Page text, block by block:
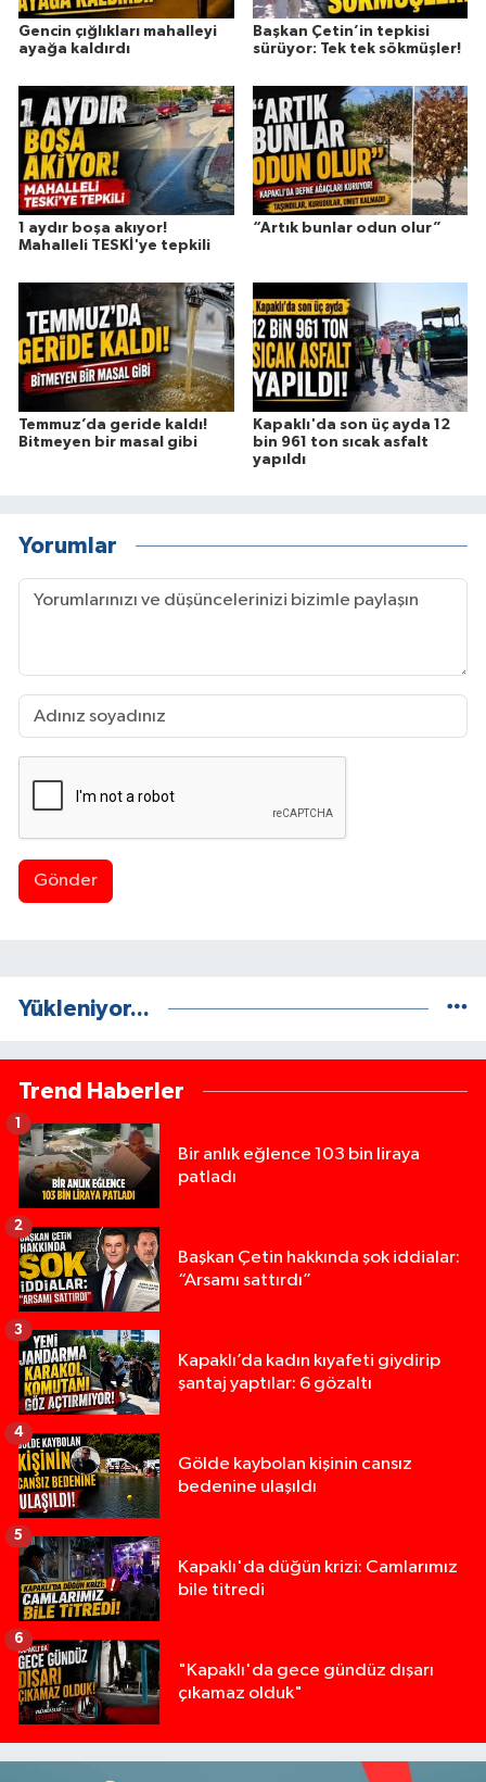
Gencin çığlıkları mahalleyi
ayağa kaldırdı
Başkan Çetin’in tepkisi
sürüyor: Tek tek sökmüşler!
1 aydır boşa akıyor!
Mahalleli TESKİ'ye tepkili
“Artık bunlar odun olur”
Temmuz’da geride kaldı!
Bitmeyen bir masal gibi
Kapaklı'da son üç ayda 12
bin 961 ton sıcak asfalt
yapıldı
Yorumlar
Gönder
Yükleniyor...
Trend Haberler
Bir anlık eğlence 103 bin liraya
patladı
1
Başkan Çetin hakkında şok iddialar:
“Arsamı sattırdı”
2
Kapaklı’da kadın kıyafeti giydirip
şantaj yaptılar: 6 gözaltı
3
Gölde kaybolan kişinin cansız
bedenine ulaşıldı
4
Kapaklı'da düğün krizi: Camlarımız
bile titredi
5
"Kapaklı'da gece gündüz dışarı
çıkamaz olduk"
6